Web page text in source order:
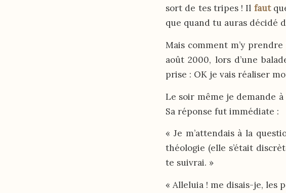
sort de tes tripes ! Il faut
que quand tu auras décidé
Mais comment m’y
août 2000, lors d’une
prise : OK je vais réaliser
Le soir même je demande
Sa réponse fut immédiate :
« Je m’attendais à la
théologie (elle s’était
te suivrai. »
« Alleluia ! me disais-je, les